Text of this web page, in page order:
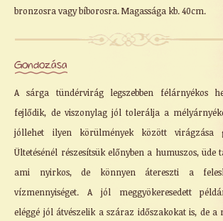
bronzosra vagy bíborosra. Magassága kb. 40cm.
Gondozása
A sárga tündérvirág legszebben félárnyékos
fejlődik, de viszonylag jól tolerálja a
jóllehet ilyen körülmények között virágzása
Ültetésénél részesítsük előnyben a humuszos, üde
ami nyirkos, de könnyen átereszti a
vízmennyiséget. A jól meggyökeresedett
eléggé jól átvészelik a száraz időszakokat is, de a